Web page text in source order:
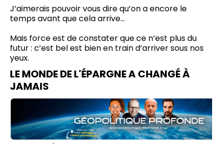
J’aimerais pouvoir vous dire qu’on a encore le
temps avant que cela arrive…
Mais force est de constater que ce n’est plus du
futur : c’est bel est bien en train d’arriver sous nos
yeux.
LE MONDE DE L'ÉPARGNE A CHANGÉ À
JAMAIS